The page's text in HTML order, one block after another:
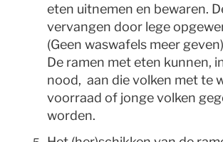
eten uitnemen en bewaren.
vervangen door lege
(Geen waswafels meer
De ramen met eten kunnen,
nood, aan die volken met te
voorraad of jonge volken
worden.